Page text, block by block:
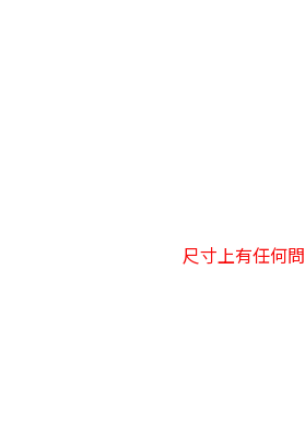
尺寸上有任何